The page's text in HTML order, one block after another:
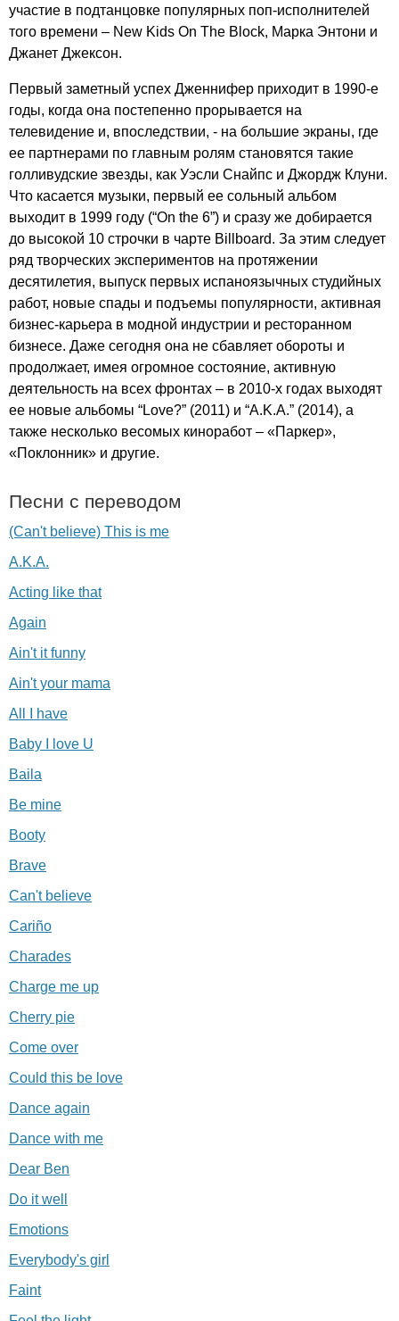
участие в подтанцовке популярных поп-исполнителей
того времени – New Kids On The Block, Марка Энтони и
Джанет Джексон.
Первый заметный успех Дженнифер приходит в 1990-е
годы, когда она постепенно прорывается на
телевидение и, впоследствии, - на большие экраны, где
ее партнерами по главным ролям становятся такие
голливудские звезды, как Уэсли Снайпс и Джордж Клуни.
Что касается музыки, первый ее сольный альбом
выходит в 1999 году (“On the 6”) и сразу же добирается
до высокой 10 строчки в чарте Billboard. За этим следует
ряд творческих экспериментов на протяжении
десятилетия, выпуск первых испаноязычных студийных
работ, новые спады и подъемы популярности, активная
бизнес-карьера в модной индустрии и ресторанном
бизнесе. Даже сегодня она не сбавляет обороты и
продолжает, имея огромное состояние, активную
деятельность на всех фронтах – в 2010-х годах выходят
ее новые альбомы “Love?” (2011) и “A.K.A.” (2014), а
также несколько весомых киноработ – «Паркер»,
«Поклонник» и другие.
Песни с переводом
(Can't believe) This is me
A.K.A.
Acting like that
Again
Ain't it funny
Ain't your mama
All I have
Baby I love U
Baila
Be mine
Booty
Brave
Can't believe
Cariño
Charades
Charge me up
Cherry pie
Come over
Could this be love
Dance again
Dance with me
Dear Ben
Do it well
Emotions
Everybody's girl
Faint